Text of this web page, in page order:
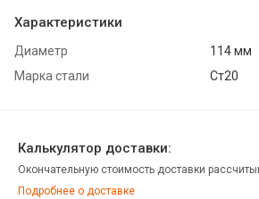
Характеристики
Диаметр
114 мм
Марка стали
Ст20
Калькулятор доставки:
Окончательную стоимость доставки
Подробнее о доставке